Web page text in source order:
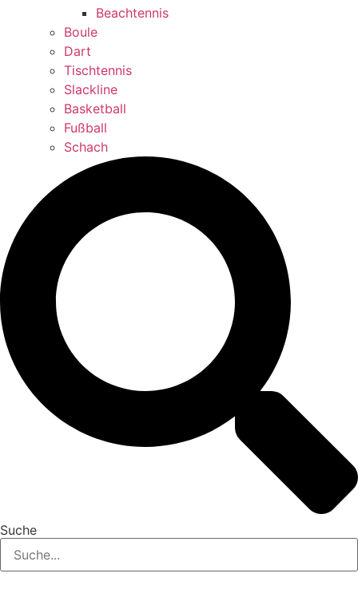
Beachtennis
Boule
Dart
Tischtennis
Slackline
Basketball
Fußball
Schach
Suche